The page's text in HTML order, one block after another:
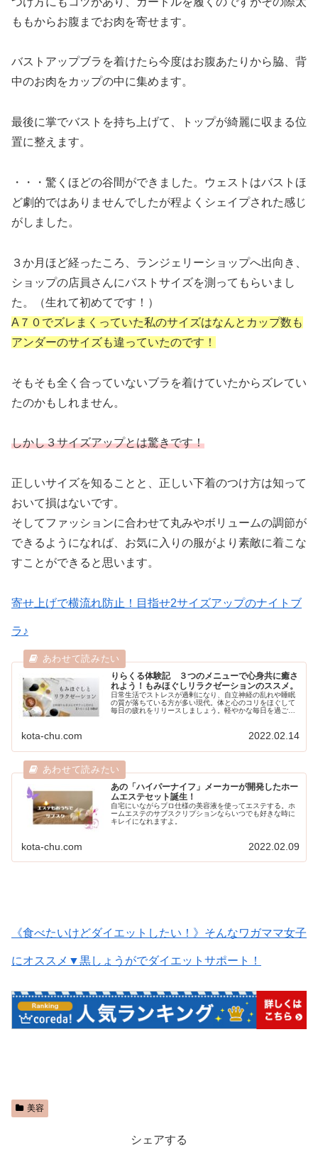
ももからお腹までお肉を寄せます。
バストアップブラを着けたら今度はお腹あたりから脇、背
中のお肉をカップの中に集めます。
最後に掌でバストを持ち上げて、トップが綺麗に収まる位
置に整えます。
・・・驚くほどの谷間ができました。ウェストはバストほ
ど劇的ではありませんでしたが程よくシェイプされた感じ
がしました。
３か月ほど経ったころ、ランジェリーショップへ出向き、
ショップの店員さんにバストサイズを測ってもらいまし
た。（生れて初めてです！）
A７０でズレまくっていた私のサイズはなんとカップ数も
アンダーのサイズも違っていたのです ！
そもそも全く合っていないブラを着けていたからズレてい
たのかもしれません。
しかし３サイズアップとは驚きです！
正しいサイズを知ることと、正しい下着のつけ方は知って
おいて損はないです。
そしてファッションに合わせて丸みやボリュームの調節が
できるようになれば、お気に入りの服がより素敵に着こな
すことができると思います。
寄せ上げで横流れ防止！目指せ2サイズアップのナイトブ
ラ♪
りらくる体験記 ３つのメニューで心身共に癒さ
れよう！もみほぐしリラクゼーションのススメ。
日常生活でストレスが過剰になり、自立神経の乱れや睡眠
の質が落ちている方が多い現代。体と心のコリをほぐして
毎日の疲れをリリースしましょう。軽やかな毎日を過ごす
kota-chu.com 2022.02.14
あの「ハイパーナイフ」メーカーが開発したホー
ムエステセット誕生！
自宅にいながらプロ仕様の美容液を使ってエステする。ホ
ームエステのサブスクリプションならいつでも好きな時に
キレイになれますよ。
kota-chu.com 2022.02.09
《食べたいけどダイエットしたい！》そんなワガママ女子
にオススメ▼黒しょうがでダイエットサポート！
美容
シェアする